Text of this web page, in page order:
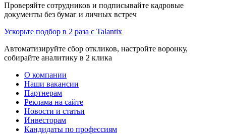
Проверяйте сотрудников и подписывайте кадровые
документы без бумаг и личных встреч
Ускорьте подбор в 2 раза с Talantix
Автоматизируйте сбор откликов, настройте воронку,
собирайте аналитику в 2 клика
О компании
Наши вакансии
Партнерам
Реклама на сайте
Новости и статьи
Инвесторам
Кандидаты по профессиям